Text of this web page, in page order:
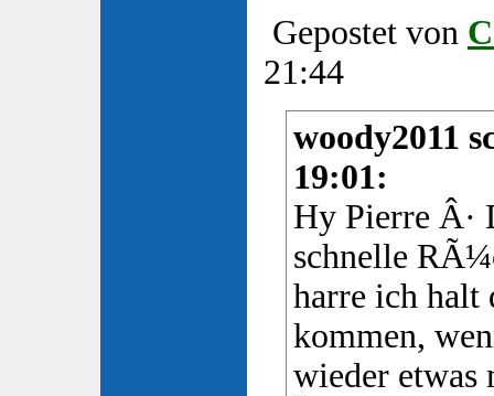
Gepostet von
21:44
woody2011
19:01:
Hy Pierre
schnelle
harre ich halt
kommen,
wieder etwas